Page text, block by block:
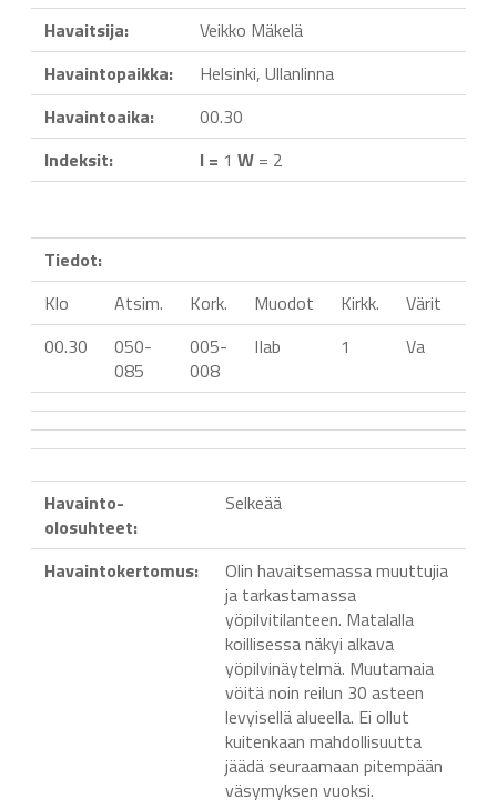
Havaitsija:
Veikko Mäkelä
Havaintopaikka:
Helsinki, Ullanlinna
Havaintoaika:
00.30
Indeksit:
I = 1 W = 2
Tiedot:
Klo
Atsim. Kork. Muodot Kirkk. Värit
00.30
050-
085
005-
008
IIab 1 Va
Havainto-
olosuhteet:
Selkeää
Havaintokertomus:
Olin havaitsemassa muuttujia
ja tarkastamassa
yöpilvitilanteen. Matalalla
koillisessa näkyi alkava
yöpilvinäytelmä. Muutamaia
vöitä noin reilun 30 asteen
levyisellä alueella. Ei ollut
kuitenkaan mahdollisuutta
jäädä seuraamaan pitempään
väsymyksen vuoksi.